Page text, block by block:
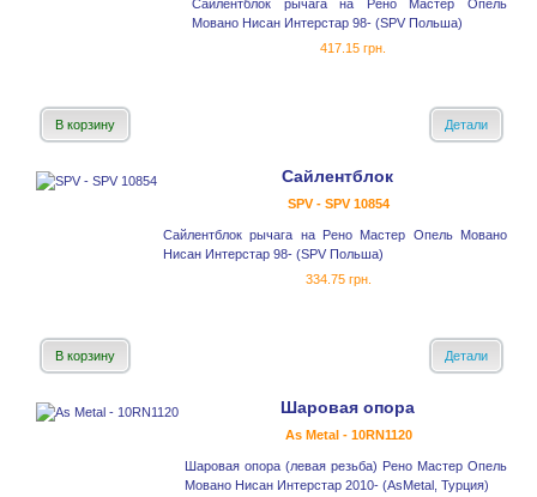
Сайлентблок рычага на Рено Мастер Опель
Мовано Нисан Интерстар 98- (SPV Польша)
417.15 грн.
В корзину Детали
Сайлентблок
SPV - SPV 10854
Сайлентблок рычага на Рено Мастер Опель Мовано
Нисан Интерстар 98- (SPV Польша)
334.75 грн.
В корзину Детали
Шаровая опора
As Metal - 10RN1120
Шаровая опора (левая резьба) Рено Мастер Опель
Мовано Нисан Интерстар 2010- (AsMetal, Турция)